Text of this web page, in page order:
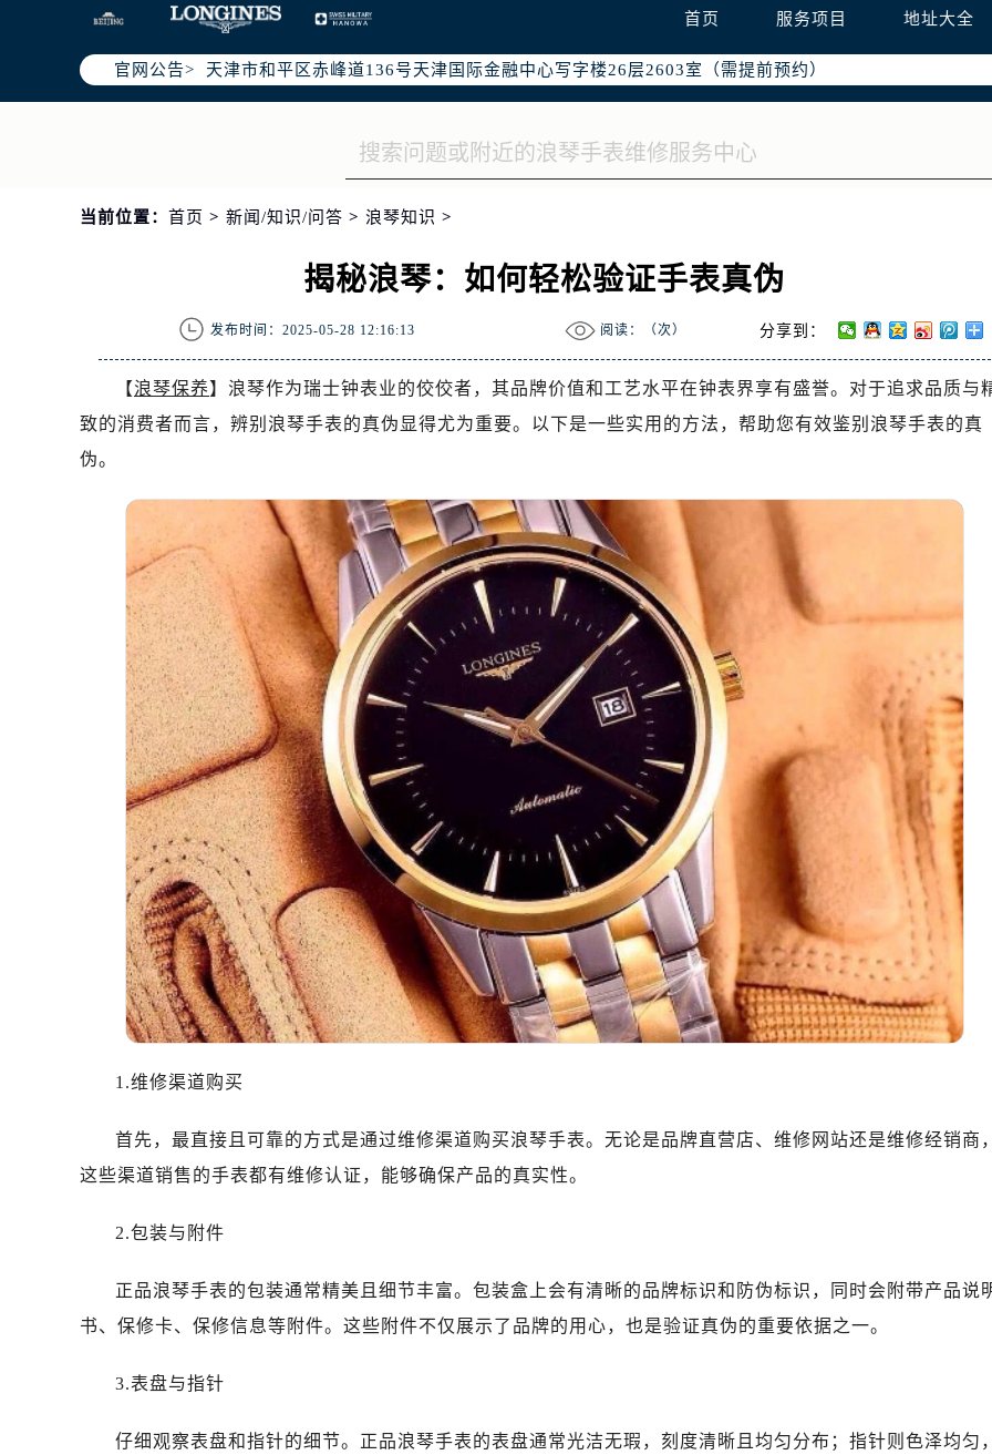
首页 服务项目 地址大全
官网公告>
北京市东城区东长安街1号东方广场写字楼W3座6层602室（需提前预约）
北京市朝阳区建国门外大街甲6号华熙国际中心写字楼D座11层1102室（需提前预约）
天津市和平区赤峰道136号天津国际金融中心写字楼26层2603室（需提前预约）
上海市徐汇区虹桥路3号港汇中心写字楼2座37层3705室（需提前预约）
南京市秦淮区中山南路1号（新街口）南京中心写字楼22层C1-1室（需提前预约）
徐州市鼓楼区淮海东路29号苏宁广场IFC国际金融中心写字楼35层3508室（需提前预约）
盐城市盐都区世纪大道5号盐城金融城写字楼1号楼16层1604室（需提前预约）
泰州市海陵区永定东路399号置地商务中心东塔写字楼（华润万象城）17层1706室（需提前预约）
杭州市上城区钱江路1366号华润大厦写字楼A座5层503-5室（需提前预约）
金华市金东区东市南街777号金华万达广场写字楼4号楼22层2209室（需提前预约）
南昌市红谷滩新区红谷中大道998号绿地双子塔（中央广场）A1座办公楼14层07室（需提前预约）
济南市历下区经十路11111号华润中心写字楼（万象城）15层1508室（需提前预约）
广州市天河区天河路230号万菱汇国际中心写字楼A塔7层704室（需提前预约）
广州市越秀区环市东路371-375号世界贸易中心大厦南塔写字楼15层07室（需提前预约）
深圳市罗湖区深南东路5001号华润大厦写字楼17层1701室（需提前预约）
惠州市惠城区江北文昌一路7号华贸大厦写字楼1座30层05室（需提前预约）
厦门市思明区湖滨东路95号华润大厦写字楼B座11层1104室（需提前预约）
福州市鼓楼区五四路128-1号恒力城写字楼15层03室（需提前预约）
成都市锦江区人民东路6号SAC东原中心写字楼24层2406B室（需提前预约）
重庆市江北区观音桥步行街2号融恒时代广场写字楼9层902室（需提前预约）
长沙市芙蓉区定王台街道建湘路393号世茂环球金融中心写字楼（芙蓉广场）10层13室（需提前预约）
郑州市二七区铭功路10号华润大厦写字楼29层2905室（需提前预约）
太原市迎泽区解放路15号亨得利名表服务中心（品牌授权店）3层整层（需提前预约）
沈阳市沈河区中街路137号亨得利名表服务中心（品牌授权店）1层整层（需提前预约）
沈阳市沈河区中街路83号亨得利名表服务中心（品牌授权店）1层整层（需提前预约）
乌鲁木齐市天山区红山路26号时代广场（CCMALL）C座17层17-B（需提前预约）
温州市鹿城区锦绣路1067号置信广场10层1015室（需提前预约）
哈尔滨市道里区友谊西路600号富力中心T2座写字楼29层03室（需提前预约）
佛山市禅城区季华五路57号万科金融中心C座12层1205室（需提前预约）
南通市崇川区工农路57号圆融广场写字楼16层1603室（需提前预约）
南宁市青秀区金湖路59号地王大厦12楼1224室（需提前预约）
青岛市南区山东路6号华润大厦B座22层04室（需提前预约）
长春市朝阳区西安大路727号中银大厦A座(旺进大厦)18层09室（需提前预约）
当前位置： 首页 > 新闻/知识/问答 > 浪琴知识 >
揭秘浪琴：如何轻松验证手表真伪
发布时间：2025-05-28 12:16:13 阅读：（次） 分享到：
【浪琴保养】浪琴作为瑞士钟表业的佼佼者，其品牌价值和工艺水平在钟表界享有盛誉。对于追求品质与
致的消费者而言，辨别浪琴手表的真伪显得尤为重要。以下是一些实用的方法，帮助您有效鉴别浪琴手表的真
伪。
1.维修渠道购买
首先，最直接且可靠的方式是通过维修渠道购买浪琴手表。无论是品牌直营店、维修网站还是维修经销商，
这些渠道销售的手表都有维修认证，能够确保产品的真实性。
2.包装与附件
正品浪琴手表的包装通常精美且细节丰富。包装盒上会有清晰的品牌标识和防伪标识，同时会附带产品说
书、保修卡、保修信息等附件。这些附件不仅展示了品牌的用心，也是验证真伪的重要依据之一。
3.表盘与指针
仔细观察表盘和指针的细节。正品浪琴手表的表盘通常光洁无瑕，刻度清晰且均匀分布；指针则色泽均匀，